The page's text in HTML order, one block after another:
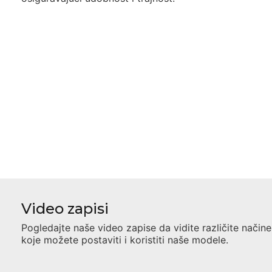
Video zapisi
Pogledajte naše video zapise da vidite različite
koje možete postaviti i koristiti naše modele.